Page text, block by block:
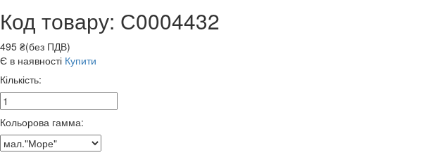
Код товару: С0004432
495 ₴(без ПДВ)
Є в наявності Купити
Кількість:
Кольорова гамма: